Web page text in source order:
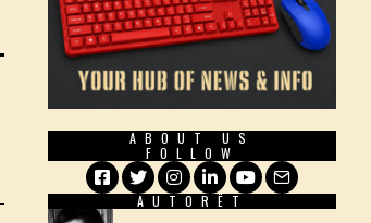
ABOUT US
FOLLOW
Facebook
TwitterInstagram
LinkedIn
YouTube
Email
AUTORËT